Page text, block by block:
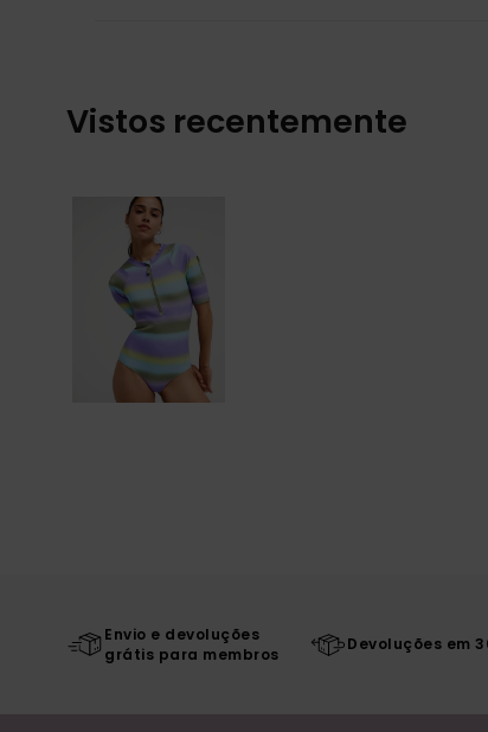
Vistos recentemente
Envio e devoluções
grátis para membros
Devoluções em